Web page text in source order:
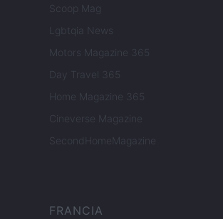
Scoop Mag
Lgbtqia News
Motors Magazine 365
Day Travel 365
Home Magazine 365
Cineverse Magazine
SecondHomeMagazine
FRANCIA